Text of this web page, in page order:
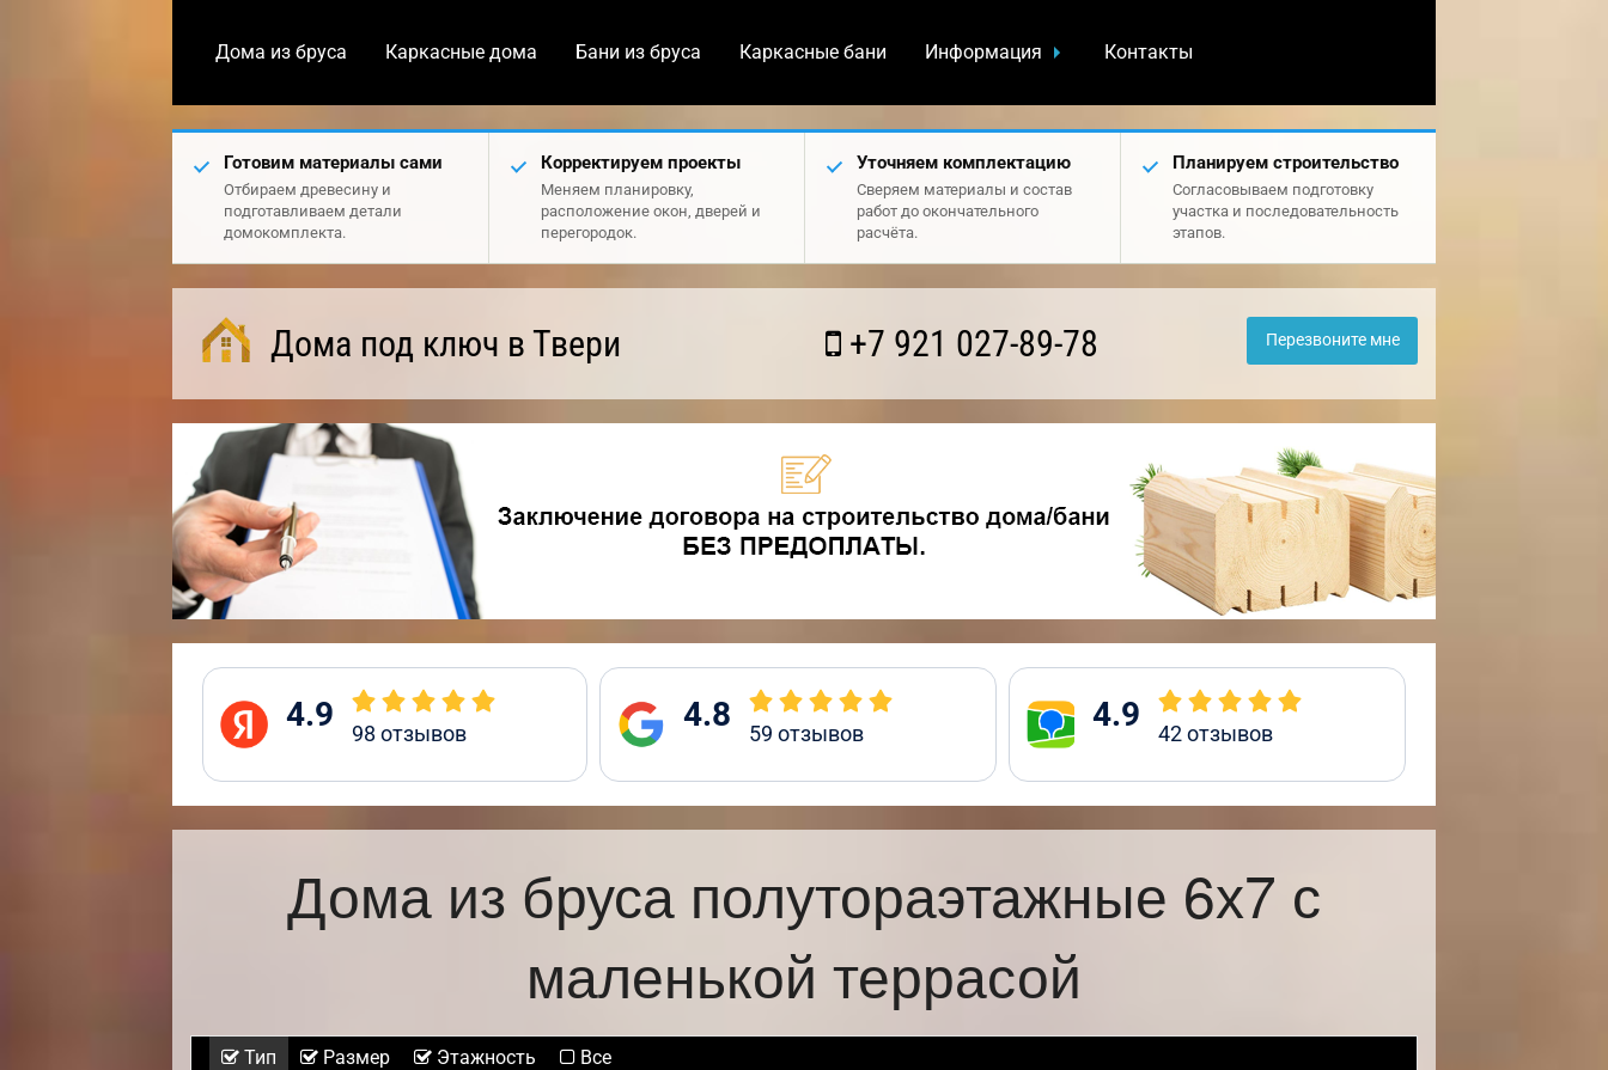
Дома из бруса Каркасные дома Бани из бруса Каркасные бани Информация Контакты
Готовим материалы сами
Отбираем древесину и
подготавливаем детали
домокомплекта.
Корректируем проекты
Меняем планировку,
расположение окон, дверей и
перегородок.
Уточняем комплектацию
Сверяем материалы и состав
работ до окончательного
расчёта.
Планируем строительство
Согласовываем подготовку
участка и последовательность
этапов.
Дома под ключ в Твери +7 921 027-89-78 Перезвоните мне
4.9 98 отзывов 4.8 59 отзывов 4.9 42отзывов
Дома из бруса полутораэтажные 6х7 с
маленькой террасой
Тип Размер Этажность Все